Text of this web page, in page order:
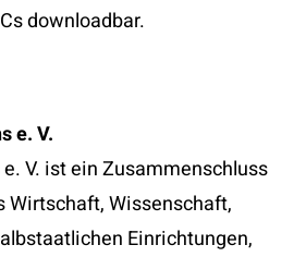
downloadbar.
e. V.
V. ist ein Zusammenschluss
Wirtschaft, Wissenschaft,
Einrichtungen,